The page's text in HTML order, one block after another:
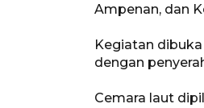
Ampenan, dan
Kegiatan
dengan
Cemara laut